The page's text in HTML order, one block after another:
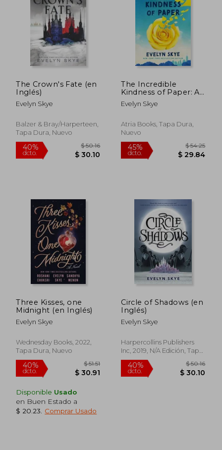
45%
$ 19.96
45%
dcto.
40%
dcto.
45%
dcto.
The Crown's Fate (en
Inglés)
Evelyn Skye
Balzer & Bray/Harperteen,
Tapa Dura, Nuevo
The Incredible
Kindness of Paper: A
Novel (en Inglés)
Evelyn Skye
Atria Books, Tapa Dura,
Nuevo
Three Kisses, one
Midnight (en Inglés)
Evelyn Skye
Wednesday Books, 2022,
Tapa Dura, Nuevo
Disponible Usado
en Buen Estado a
$ 20.23
Comprar Usado
Circle of Shadows (en
Inglés)
Evelyn Skye
Harpercollins Publishers
Inc, 2019, N/A Edición, Tapa
Dura, Nuevo